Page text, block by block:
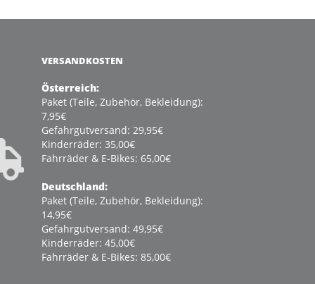
VERSANDKOSTEN
Österreich:
Paket (Teile, Zubehör, Bekleidung):
7,95€
Gefahrgutversand: 29,95€
Kinderräder: 35,00€
Fahrräder & E-Bikes: 65,00€
Deutschland:
Paket (Teile, Zubehör, Bekleidung):
14,95€
Gefahrgutversand: 49,95€
Kinderräder: 45,00€
Fahrräder & E-Bikes: 85,00€